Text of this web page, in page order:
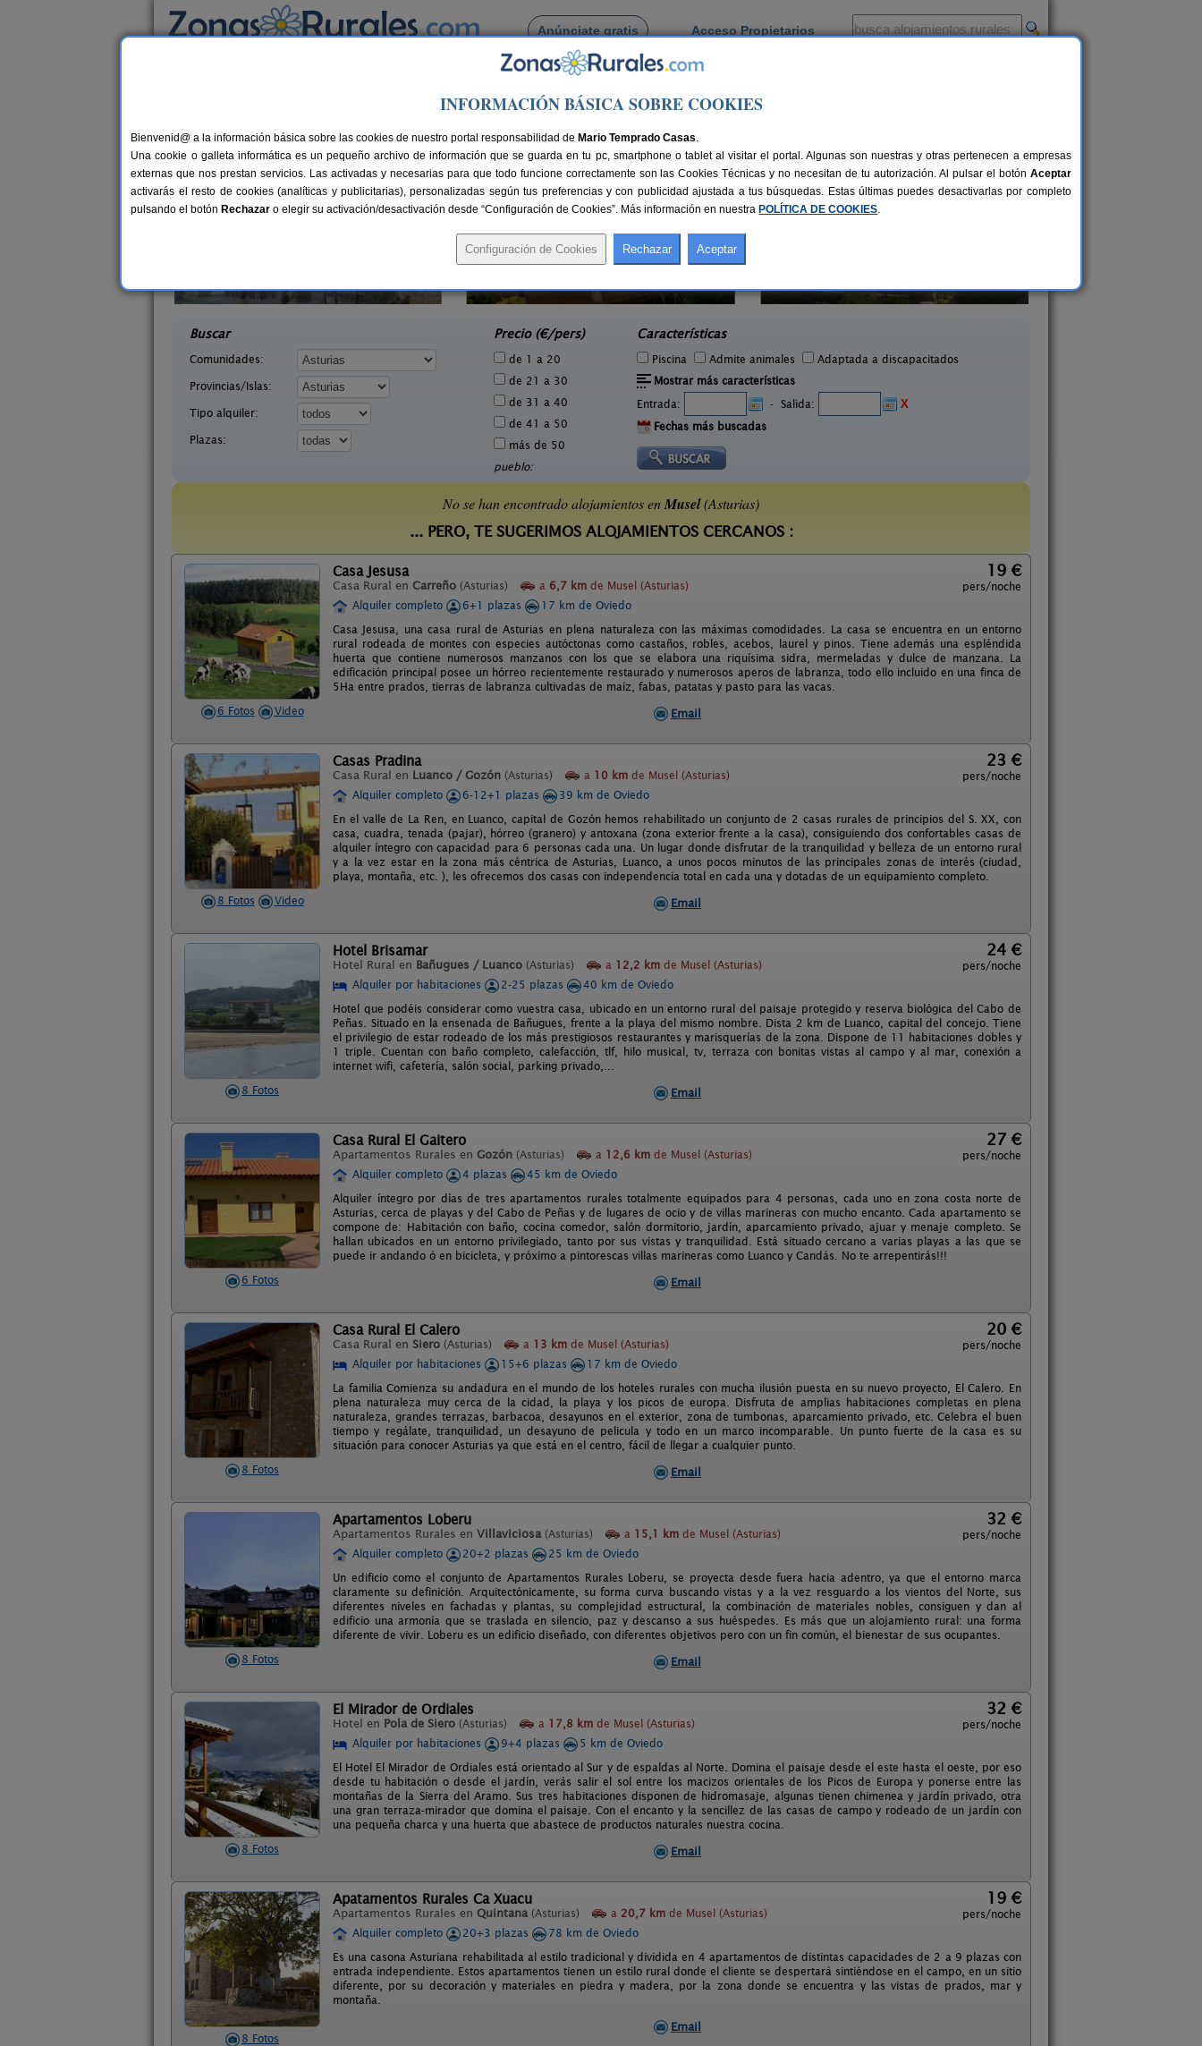
Anúnciate gratis Acceso Propietarios
Busca por pueblo
Casas Rurales cerca de Musel
18 €
El Acebo
San Pedro de Ambás
Buscar
Comunidades:
Provincias/Islas:
Tipo alquiler:
Plazas:
Precio (€/pers)
de 1 a 20
de 21 a 30
de 31 a 40
de 41 a 50
más de 50
pueblo:
Características
Piscina Admite animales
Adaptada a discapacitados
Mostrar más características
Entrada:
- Salida:
X
Fechas más buscadas
No se han encontrado alojamientos enMusel(Asturias)
... PERO, TE SUGERIMOS ALOJAMIENTOS CERCANOS :
6 Fotos Video
Casa Jesusa
Casa Rural en Carreño (Asturias) a 6,7 km de Musel (Asturias)
19 €
pers/noche
Alquiler completo
6+1 plazas
17 km de Oviedo
Casa Jesusa, una casa rural de Asturias en plena naturaleza con las máximas comodidades. La casa se encuentra en un entorno
rural rodeada de montes con especies autóctonas como castaños, robles, acebos, laurel y pinos. Tiene además una espléndida
huerta que contiene numerosos manzanos con los que se elabora una riquísima sidra, mermeladas y dulce de manzana. La
edificación principal posee un hórreo recientemente restaurado y numerosos aperos de labranza, todo ello incluido en una finca de
5Ha entre prados, tierras de labranza cultivadas de maíz, fabas, patatas y pasto para las vacas.
Email
8 Fotos Video
Casas Pradina
Casa Rural en Luanco / Gozón (Asturias) a 10 km de Musel (Asturias)
23 €
pers/noche
Alquiler completo
6-12+1 plazas
39 km de Oviedo
En el valle de La Ren, en Luanco, capital de Gozón hemos rehabilitado un conjunto de 2 casas rurales de principios del S. XX, con
casa, cuadra, tenada (pajar), hórreo (granero) y antoxana (zona exterior frente a la casa), consiguiendo dos confortables casas de
alquiler íntegro con capacidad para 6 personas cada una. Un lugar donde disfrutar de la tranquilidad y belleza de un entorno rural
y a la vez estar en la zona más céntrica de Asturias, Luanco, a unos pocos minutos de las principales zonas de interés (ciudad,
playa, montaña, etc. ), les ofrecemos dos casas con independencia total en cada una y dotadas de un equipamiento completo.
Email
8 Fotos
Hotel Brisamar
Hotel Rural en Bañugues / Luanco (Asturias) a 12,2 km de Musel (Asturias)
24 €
pers/noche
Alquiler por habitaciones
2-25 plazas
40 km de Oviedo
Hotel que podéis considerar como vuestra casa, ubicado en un entorno rural del paisaje protegido y reserva biológica del Cabo de
Peñas. Situado en la ensenada de Bañugues, frente a la playa del mismo nombre. Dista 2 km de Luanco, capital del concejo. Tiene
el privilegio de estar rodeado de los más prestigiosos restaurantes y marisquerías de la zona. Dispone de 11 habitaciones dobles y
1 triple. Cuentan con baño completo, calefacción, tlf, hilo musical, tv, terraza con bonitas vistas al campo y al mar, conexión a
internet wifi, cafetería, salón social, parking privado,...
Email
6 Fotos
Casa Rural El Gaitero
Apartamentos Rurales en Gozón (Asturias) a 12,6 km de Musel (Asturias)
27 €
pers/noche
Alquiler completo
4 plazas
45 km de Oviedo
Alquiler íntegro por días de tres apartamentos rurales totalmente equipados para 4 personas, cada uno en zona costa norte de
Asturias, cerca de playas y del Cabo de Peñas y de lugares de ocio y de villas marineras con mucho encanto. Cada apartamento se
compone de: Habitación con baño, cocina comedor, salón dormitorio, jardín, aparcamiento privado, ajuar y menaje completo. Se
hallan ubicados en un entorno privilegiado, tanto por sus vistas y tranquilidad. Está situado cercano a varias playas a las que se
puede ir andando ó en bicicleta, y próximo a pintorescas villas marineras como Luanco y Candás. No te arrepentirás!!!
Email
8 Fotos
Casa Rural El Calero
Casa Rural en Siero (Asturias) a 13 km de Musel (Asturias)
20 €
pers/noche
Alquiler por habitaciones
15+6 plazas
17 km de Oviedo
La familia Comienza su andadura en el mundo de los hoteles rurales con mucha ilusión puesta en su nuevo proyecto, El Calero. En
plena naturaleza muy cerca de la cidad, la playa y los picos de europa. Disfruta de amplias habitaciones completas en plena
naturaleza, grandes terrazas, barbacoa, desayunos en el exterior, zona de tumbonas, aparcamiento privado, etc. Celebra el buen
tiempo y regálate, tranquilidad, un desayuno de pelicula y todo en un marco incomparable. Un punto fuerte de la casa es su
situación para conocer Asturias ya que está en el centro, fácil de llegar a cualquier punto.
Email
8 Fotos
Apartamentos Loberu
Apartamentos Rurales en Villaviciosa (Asturias) a 15,1 km de Musel (Asturias)
32 €
pers/noche
Alquiler completo
20+2 plazas
25 km de Oviedo
Un edificio como el conjunto de Apartamentos Rurales Loberu, se proyecta desde fuera hacia adentro, ya que el entorno marca
claramente su definición. Arquitectónicamente, su forma curva buscando vistas y a la vez resguardo a los vientos del Norte, sus
diferentes niveles en fachadas y plantas, su complejidad estructural, la combinación de materiales nobles, consiguen y dan al
edificio una armonía que se traslada en silencio, paz y descanso a sus huéspedes. Es más que un alojamiento rural: una forma
diferente de vivir. Loberu es un edificio diseñado, con diferentes objetivos pero con un fin común, el bienestar de sus ocupantes.
Email
8 Fotos
El Mirador de Ordiales
Hotel en Pola de Siero (Asturias) a 17,8 km de Musel (Asturias)
32 €
pers/noche
Alquiler por habitaciones
9+4 plazas
5 km de Oviedo
El Hotel El Mirador de Ordiales está orientado al Sur y de espaldas al Norte. Domina el paisaje desde el este hasta el oeste, por eso
desde tu habitación o desde el jardín, verás salir el sol entre los macizos orientales de los Picos de Europa y ponerse entre las
montañas de la Sierra del Aramo. Sus tres habitaciones disponen de hidromasaje, algunas tienen chimenea y jardín privado, otra
una gran terraza-mirador que domina el paisaje. Con el encanto y la sencillez de las casas de campo y rodeado de un jardín con
una pequeña charca y una huerta que abastece de productos naturales nuestra cocina.
Email
8 Fotos
Apatamentos Rurales Ca Xuacu
Apartamentos Rurales en Quintana (Asturias) a 20,7 km de Musel (Asturias)
19 €
pers/noche
Alquiler completo
20+3 plazas
78 km de Oviedo
Es una casona Asturiana rehabilitada al estilo tradicional y dividida en 4 apartamentos de distintas capacidades de 2 a 9 plazas con
entrada independiente. Estos apartamentos tienen un estilo rural donde el cliente se despertará sintiéndose en el campo, en un sitio
diferente, por su decoración y materiales en piedra y madera, por la zona donde se encuentra y las vistas de prados, mar y
montaña.
Email
INFORMACIÓN BÁSICA SOBRE COOKIES
Bienvenid@ a la información básica sobre las cookies de nuestro portal responsabilidad de Mario Temprado Casas.
Una cookie o galleta informática es un pequeño archivo de información que se guarda en tu pc, smartphone o tablet al visitar el portal. Algunas son nuestras y otras pertenecen a empresas
externas que nos prestan servicios. Las activadas y necesarias para que todo funcione correctamente son las Cookies Técnicas y no necesitan de tu autorización. Al pulsar el botón Aceptar
activarás el resto de cookies (analíticas y publicitarias), personalizadas según tus preferencias y con publicidad ajustada a tus búsquedas. Estas últimas puedes desactivarlas por completo
pulsando el botón Rechazar o elegir su activación/desactivación desde “Configuración de Cookies”. Más información en nuestra POLÍTICA DE COOKIES.